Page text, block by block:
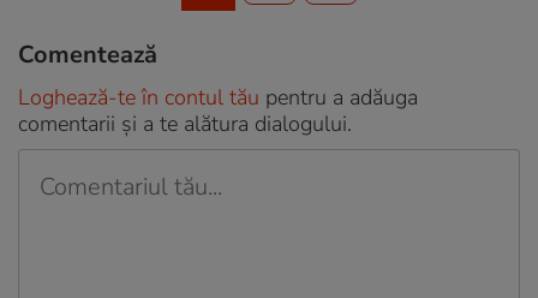
Comentează
Loghează-te în contul tău pentru a adăuga
comentarii și a te alătura dialogului.